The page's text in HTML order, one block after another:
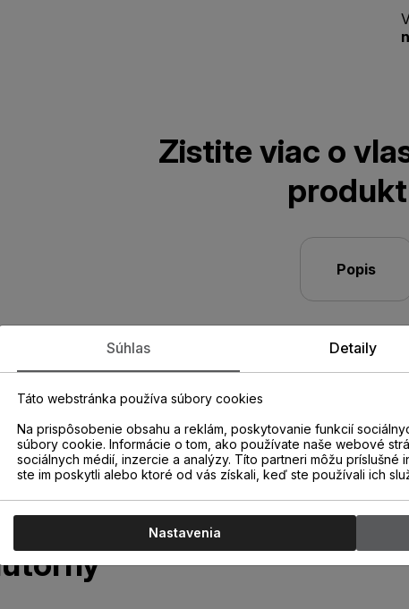
Zistite viac o
Popis
NAUTIC Roh
Súhlas Detaily
Táto webstránka používa súbory cookies
Na prispôsobenie obsahu a reklám, poskytovanie funkcií
súbory cookie. Informácie o tom, ako používate naše webové
sociálnych médií, inzercie a analýzy. Títo partneri môžu príslušné
ste im poskytli alebo ktoré od vás získali, keď ste používali ich
Nastavenia